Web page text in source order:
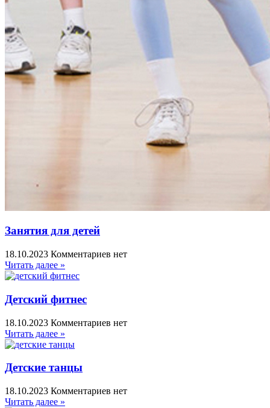
Занятия для детей
18.10.2023 Комментариев нет
Читать далее »
Детский фитнес
18.10.2023 Комментариев нет
Читать далее »
Детские танцы
18.10.2023 Комментариев нет
Читать далее »